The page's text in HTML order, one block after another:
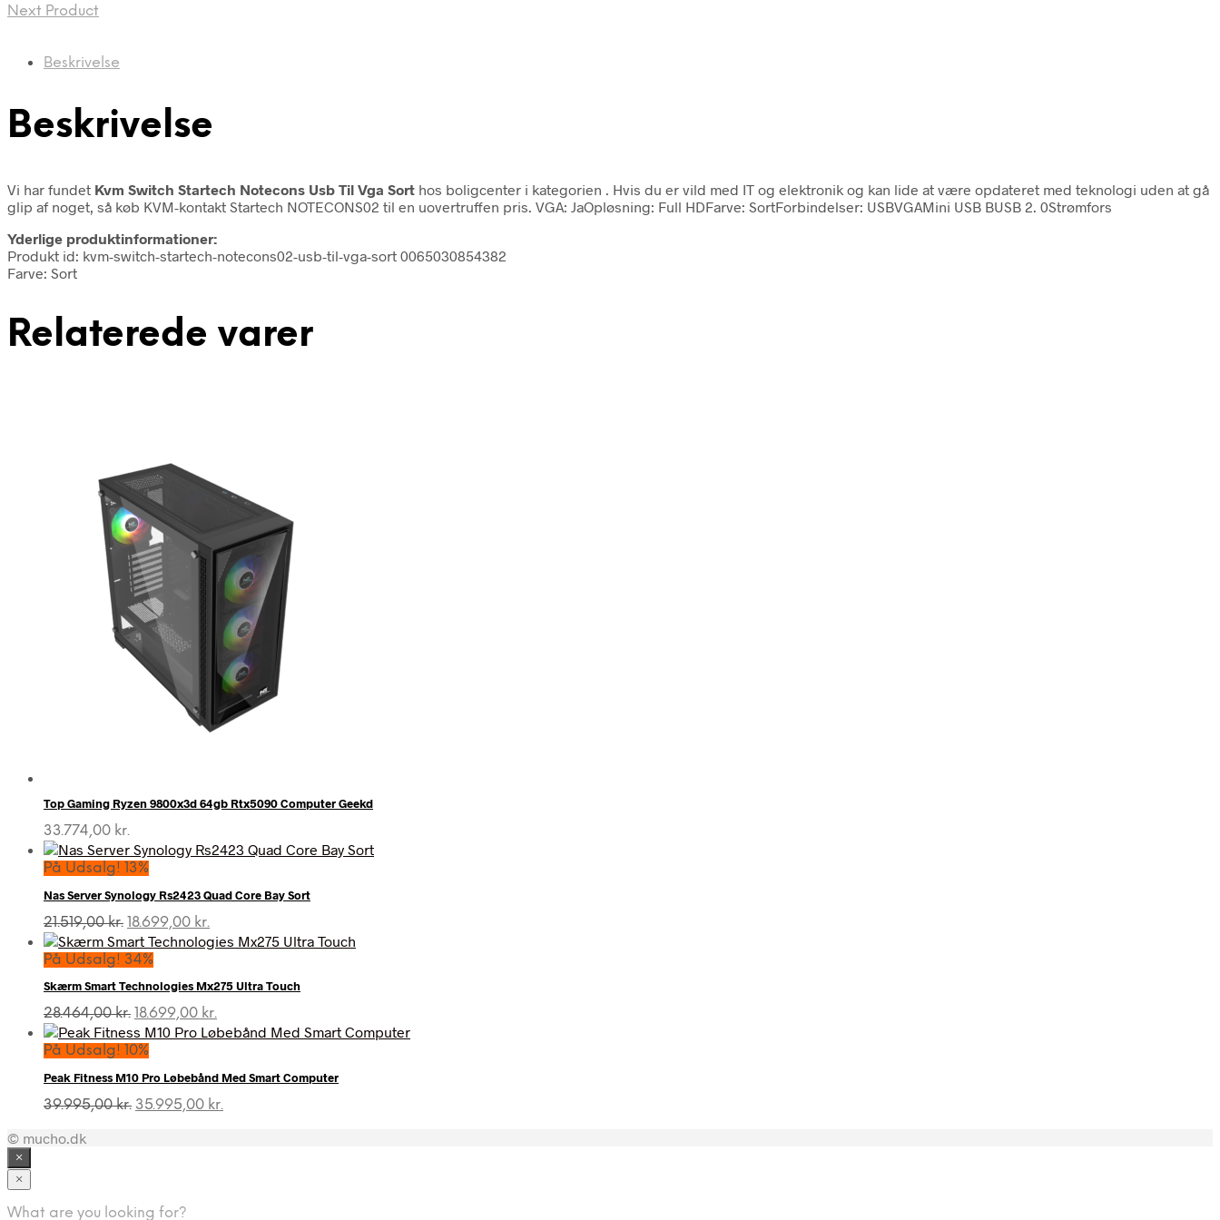
Next Product
Beskrivelse
Beskrivelse
Vi har fundet Kvm Switch Startech Notecons Usb Til Vga Sort hos boligcenter i kategorien
. Hvis du er vild med IT og elektronik og kan lide at være opdateret med teknologi uden at gå
glip af noget, så køb KVM-kontakt Startech NOTECONS02 til en uovertruffen pris. VGA: JaOpløsning: Full HDFarve: SortForbindelser: USBVGAMini USB BUSB 2. 0Strømfors
Yderlige produktinformationer:
Produkt id: kvm-switch-startech-notecons02-usb-til-vga-sort 0065030854382
Farve: Sort
Relaterede varer
Top Gaming Ryzen 9800x3d 64gb Rtx5090 Computer Geekd
33.774,00 kr.
På Udsalg! 13%
Nas Server Synology Rs2423 Quad Core Bay Sort
21.519,00kr. Den
oprindelige
pris
21.519,00 kr..
18.699,00 kr.
aktuelle
18.699,00 kr..
På Udsalg! 34%
Skærm Smart Technologies Mx275 Ultra Touch
28.464,00kr. Den
oprindelige
pris
28.464,00 kr..
18.699,00 kr.
aktuelle
18.699,00 kr..
På Udsalg! 10%
Peak Fitness M10 Pro Løbebånd Med Smart Computer
39.995,00kr. Den
35.995,00 kr.
© mucho.dk
×
×
What are you looking for?